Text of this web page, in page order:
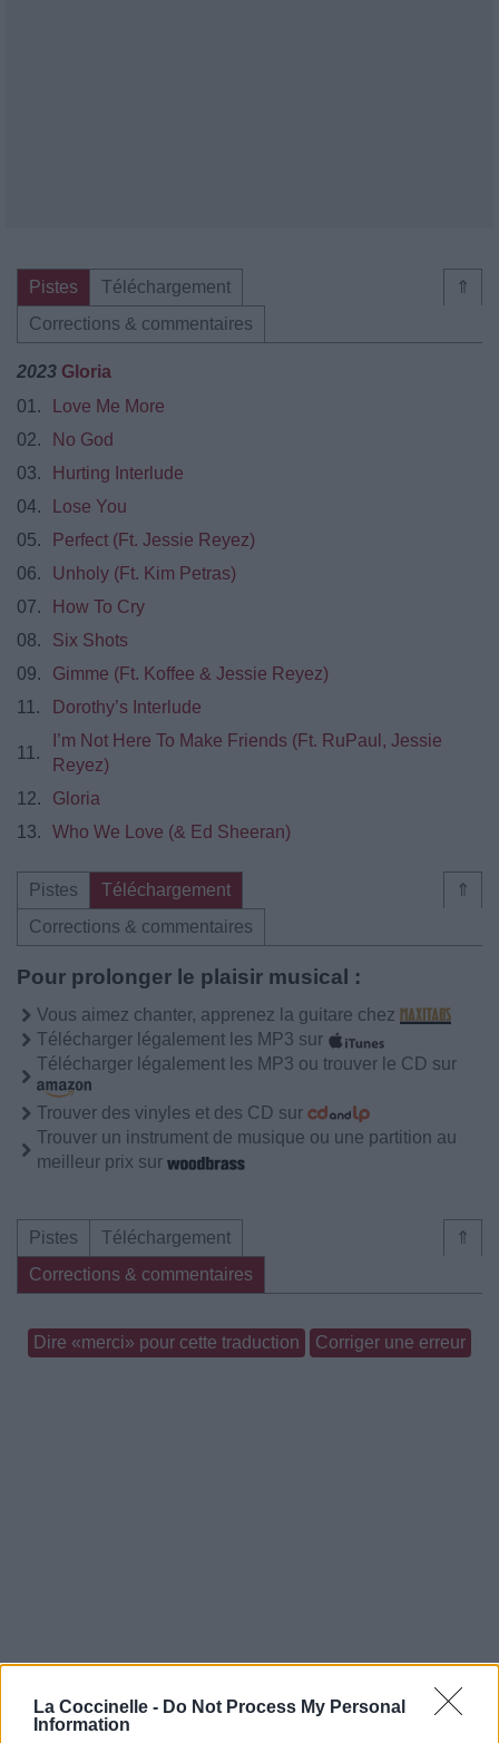
La Coccinelle - Do Not Process My Personal
Information
⇑
Pistes
Téléchargement
Corrections & commentaires
2023 Gloria
01.
Love Me More
02.
No God
03.
Hurting Interlude
04.
Lose You
05.
Perfect (Ft. Jessie Reyez)
06.
Unholy (Ft. Kim Petras)
07.
How To Cry
08.
Six Shots
09.
Gimme (Ft. Koffee & Jessie Reyez)
11.
Dorothy’s Interlude
11.
I’m Not Here To Make Friends (Ft. RuPaul, Jessie
Reyez)
12.
Gloria
13.
Who We Love (& Ed Sheeran)
⇑
Pistes
Téléchargement
Corrections & commentaires
Pour prolonger le plaisir musical :
Vous aimez chanter, apprenez la guitare chez
Télécharger légalement les MP3 sur
Télécharger légalement les MP3 ou trouver le CD sur
Trouver des vinyles et des CD sur
Trouver un instrument de musique ou une partition au
meilleur prix sur
⇑
Pistes
Téléchargement
Corrections & commentaires
Dire «merci» pour cette traduction Corriger une erreur